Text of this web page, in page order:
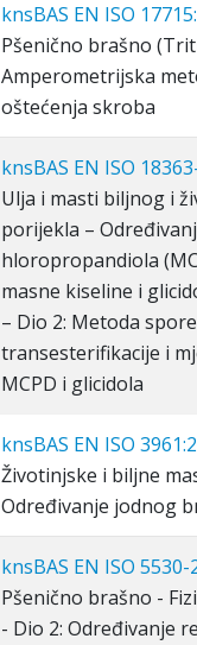
knsBAS EN ISO
Pšenično brašno
Amperometrijska
oštećenja skroba
knsBAS EN ISO
Ulja i masti biljnog i
porijekla –
hloropropandiola
masne kiseline i
– Dio 2: Metoda
transesterifikacije i
MCPD i glicidola
knsBAS EN ISO
Životinjske i biljne
Određivanje jodnog
knsBAS EN ISO 5530-
Pšenično brašno -
- Dio 2: Određivanje